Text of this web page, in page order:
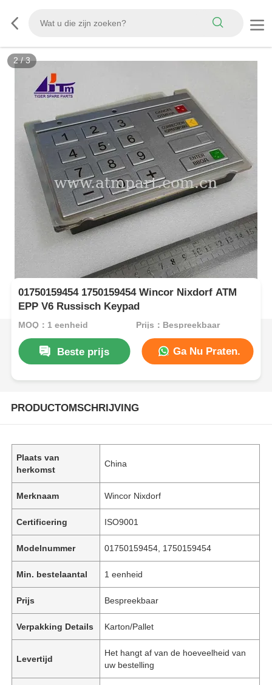
2/3
01750159454 1750159454 Wincor Nixdorf ATM
EPP V6 Russisch Keypad
MOQ：1 eenheid Prijs：Bespreekbaar
Beste prijs Ga Nu Praten.
PRODUCTOMSCHRIJVING
Plaats van
herkomst
China
Merknaam Wincor Nixdorf
Certificering ISO9001
Modelnummer 01750159454, 1750159454
Min. bestelaantal 1 eenheid
Prijs Bespreekbaar
Verpakking Details Karton/Pallet
Levertijd
Het hangt af van de hoeveelheid van
uw bestelling